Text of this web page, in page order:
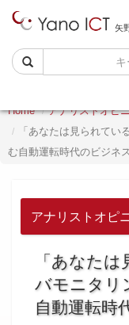
矢
Home アナリストオピ
「あなたは見られてい
む自動運転時代のビジネ
アナリストオピ
「あなた
バモニタリ
自動運転時